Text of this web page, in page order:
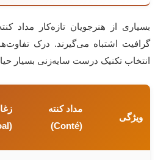
بسیاری از هنرجویان تازه‌کار مداد
گرافیت اشتباه می‌گیرند. درک
انتخاب تکنیک درست سایه‌زنی بسیار
ویژگی
مداد کنته
(
Conté
)
(